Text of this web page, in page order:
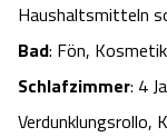
Haushaltsmitteln
Bad: Fön,
Schlafzimmer: 4
Verdunklungsrollo,